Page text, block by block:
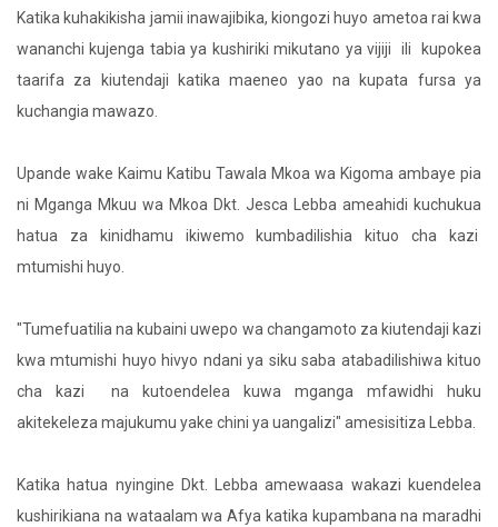
Katika kuhakikisha jamii inawajibika, kiongozi huyo ametoa rai kwa
wananchi kujenga tabia ya kushiriki mikutano ya vijiji ili kupokea
taarifa za kiutendaji katika maeneo yao na kupata fursa ya
kuchangia mawazo.
Upande wake Kaimu Katibu Tawala Mkoa wa Kigoma ambaye pia
ni Mganga Mkuu wa Mkoa Dkt. Jesca Lebba ameahidi kuchukua
hatua za kinidhamu ikiwemo kumbadilishia kituo cha kazi
mtumishi huyo.
"Tumefuatilia na kubaini uwepo wa changamoto za kiutendaji kazi
kwa mtumishi huyo hivyo ndani ya siku saba atabadilishiwa kituo
cha kazi na kutoendelea kuwa mganga mfawidhi huku
akitekeleza majukumu yake chini ya uangalizi" amesisitiza Lebba.
Katika hatua nyingine Dkt. Lebba amewaasa wakazi kuendelea
kushirikiana na wataalam wa Afya katika kupambana na maradhi